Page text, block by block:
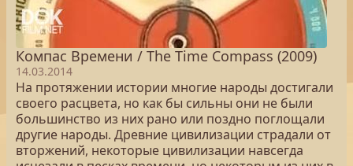
Компас Времени / The Time Compass (2009)
14.03.2014
На протяжении истории многие народы достигали
своего расцвета, но как бы сильны они не были
большинство из них рано или поздно поглощали
другие народы. Древние цивилизации страдали от
вторжений, некоторые цивилизации навсегда